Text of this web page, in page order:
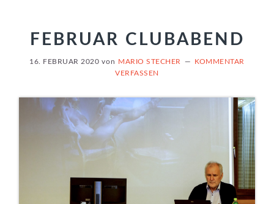
FEBRUAR CLUBABEND
16. FEBRUAR 2020 von MARIO STECHER
KOMMENTAR
VERFASSEN